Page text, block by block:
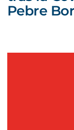
Pebre